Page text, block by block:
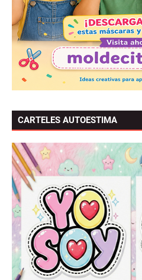
CARTELES AUTOESTIMA